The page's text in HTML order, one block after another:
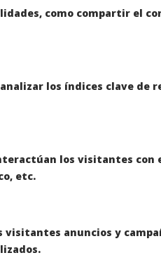
como compartir el
los índices clave
los visitantes
etc.
anuncios y